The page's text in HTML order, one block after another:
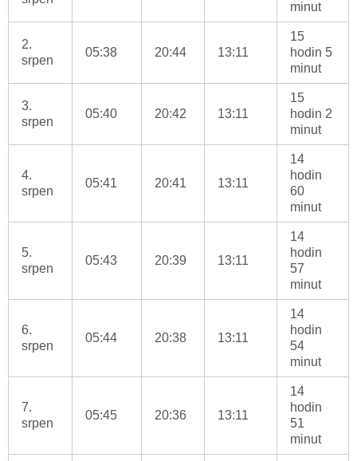
minut
2.
srpen
05:38 20:44 13:11
15
hodin 5
minut
3.
srpen
05:40 20:42 13:11
15
hodin 2
minut
4.
srpen
05:41 20:41 13:11
14
hodin
60
minut
5.
srpen
05:43 20:39 13:11
14
hodin
57
minut
6.
srpen
05:44 20:38 13:11
14
hodin
54
minut
7.
srpen
05:45 20:36 13:11
14
hodin
51
minut